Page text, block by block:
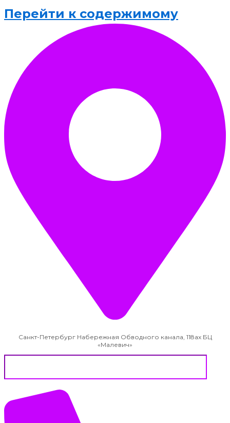
Перейти к содержимому
Санкт-Петербург Набережная Обводного канала, 118ах БЦ
«Малевич»